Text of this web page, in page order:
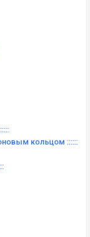
кольцом ::::::